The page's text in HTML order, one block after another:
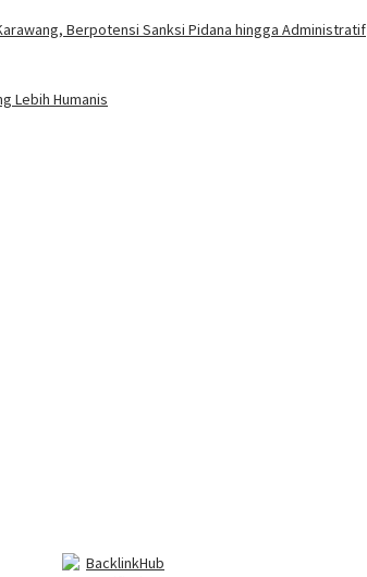
Berpotensi Sanksi Pidana hingga Administratif
Lebih Humanis